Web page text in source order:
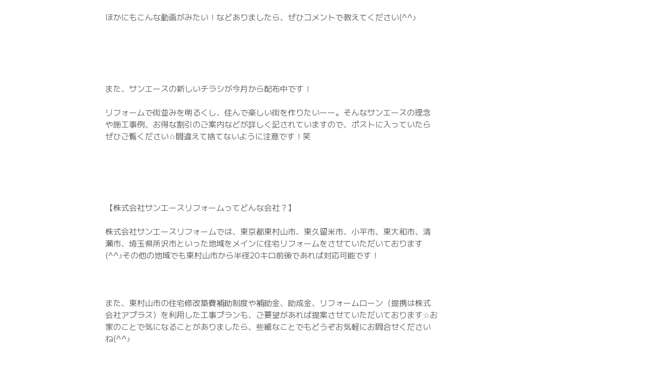
ほかにもこんな動画がみたい！などありましたら、ぜひコメントで教えてください(^^♪
また、サンエースの新しいチラシが今月から配布中です！
リフォームで街並みを明るくし、住んで楽しい街を作りたいーー。そんなサンエースの理念
や施工事例、お得な割引のご案内などが詳しく記されていますので、ポストに入っていたら
ぜひご覧ください☆間違えて捨てないように注意です！笑
【株式会社サンエースリフォームってどんな会社？】
株式会社サンエースリフォームでは、東京都東村山市、東久留米市、小平市、東大和市、清
瀬市、埼玉県所沢市といった地域をメインに住宅リフォームをさせていただいております
(^^♪その他の地域でも東村山市から半径20キロ前後であれば対応可能です！
また、東村山市の住宅修改築費補助制度や補助金、助成金、リフォームローン（提携は株式
会社アプラス）を利用した工事プランも、ご要望があれば提案させていただいております☆お
家のことで気になることがありましたら、些細なことでもどうぞお気軽にお問合せください
ね(^^♪